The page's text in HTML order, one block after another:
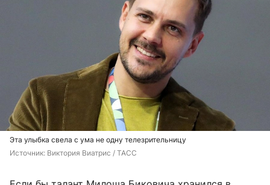
Эта улыбка свела с ума не одну телезрительницу
Источник: Виктория Виатрис / ТАСС